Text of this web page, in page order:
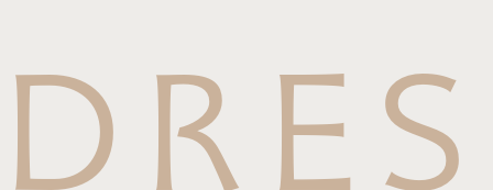
DRES